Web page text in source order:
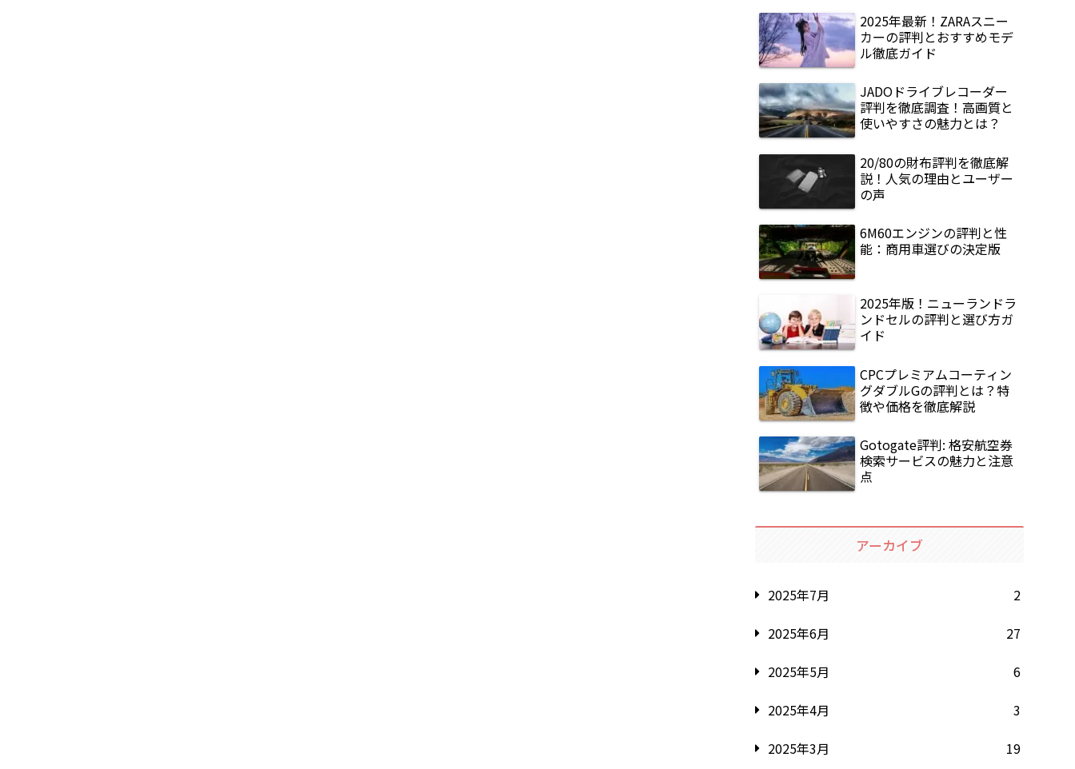
2025年最新！ZARAスニー
カーの評判とおすすめモデ
ル徹底ガイド
JADOドライブレコーダー
評判を徹底調査！高画質と
使いやすさの魅力とは？
20/80の財布評判を徹底解
説！人気の理由とユーザー
の声
6M60エンジンの評判と性
能：商用車選びの決定版
2025年版！ニューランドラ
ンドセルの評判と選び方ガ
イド
CPCプレミアムコーティン
グダブルGの評判とは？特
徴や価格を徹底解説
Gotogate評判: 格安航空券
検索サービスの魅力と注意
点
アーカイブ
2025年7月
2
2025年6月
27
2025年5月
6
2025年4月
3
2025年3月
19